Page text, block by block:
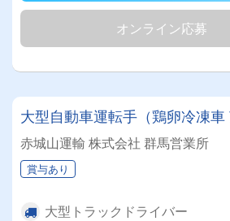
オンライン応募
大型自動車運転手（鶏卵冷凍車
赤城山運輸 株式会社 群馬営業所
賞与あり
大型トラックドライバー